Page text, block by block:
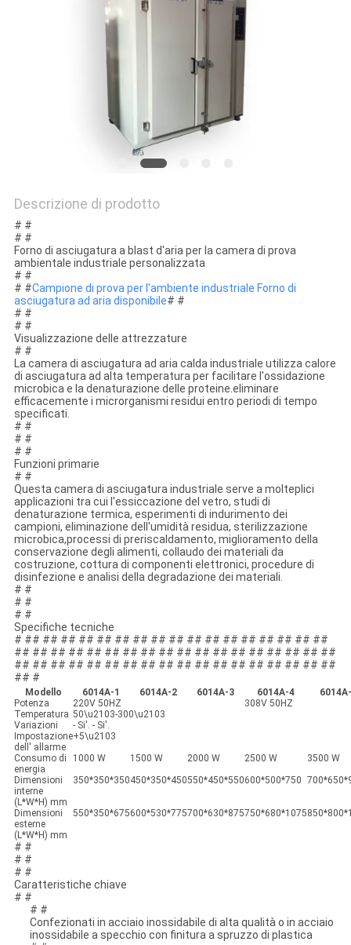
Descrizione di prodotto
# #
# #
Forno di asciugatura a blast d'aria per la camera di prova
ambientale industriale personalizzata
# #
# #Campione di prova per l'ambiente industriale Forno di
asciugatura ad aria disponibile# #
# #
# #
Visualizzazione delle attrezzature
# #
La camera di asciugatura ad aria calda industriale utilizza calore
di asciugatura ad alta temperatura per facilitare l'ossidazione
microbica e la denaturazione delle proteine.eliminare
efficacemente i microrganismi residui entro periodi di tempo
specificati.
# #
# #
# #
Funzioni primarie
# #
Questa camera di asciugatura industriale serve a molteplici
applicazioni tra cui l'essiccazione del vetro, studi di
denaturazione termica, esperimenti di indurimento dei
campioni, eliminazione dell'umidità residua, sterilizzazione
microbica,processi di preriscaldamento, miglioramento della
conservazione degli alimenti, collaudo dei materiali da
costruzione, cottura di componenti elettronici, procedure di
disinfezione e analisi della degradazione dei materiali.
# #
# #
# #
Specifiche tecniche
# ## ## ## ## ## ## ## ## ## ## ## ## ## ## ## ## ##
## ## ## ## ## ## ## ## ## ## ## ## ## ## ## ## ## ##
## ## ## ## ## ## ## ## ## ## ## ## ## ## ## ## ## ##
## #
Modello 6014A-1 6014A-2 6014A-3 6014A-4
Potenza
220V 50HZ
308V 50HZ
Temperatura 50\u2103-300\u2103
Variazioni
- Si'. - Si'.
Impostazione
dell' allarme
+5\u2103
Consumo di
energia
1000 W 1500 W 2000 W 2500 W
3500 W
Dimensioni
interne
(L*W*H) mm
350*350*350450*350*450550*450*550600*500*750
Dimensioni
esterne
(L*W*H) mm
550*350*675600*530*775700*630*875750*680*1075
# #
# #
# #
Caratteristiche chiave
# #
# #
Confezionati in acciaio inossidabile di alta qualità o in acciaio
inossidabile a specchio con finitura a spruzzo di plastica